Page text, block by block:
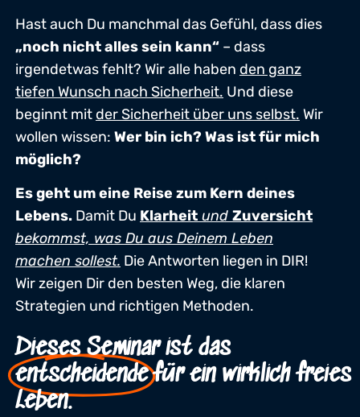
Hast auch Du manchmal das Gefühl, dass dies
„noch nicht alles sein kann“ – dass
irgendetwas fehlt? Wir alle haben den ganz
tiefen Wunsch nach Sicherheit. Und diese
beginnt mitder Sicherheit über uns selbst. Wir
wollen wissen: Wer bin ich? Was ist für mich
möglich?
Es geht um eine Reise zum Kern deines
Lebens. Damit Du Klarheit und Zuversicht
bekommst, was Du aus Deinem Leben
machen sollest. Die Antworten liegen in DIR!
Wir zeigen Dir den besten Weg, die klaren
Strategien und richtigen Methoden.
Dieses Seminar ist das
entscheidende für ein wirklich freies
Leben.